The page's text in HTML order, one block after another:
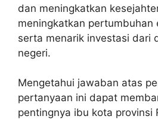
dan meningkatkan
meningkatkan pertumbuhan
serta menarik investasi dari
negeri.
Mengetahui jawaban atas
pertanyaan ini dapat
pentingnya ibu kota provinsi